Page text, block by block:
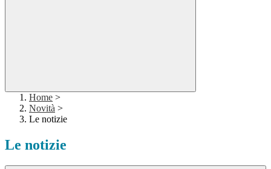
Home >
Novità >
Le notizie
Le notizie